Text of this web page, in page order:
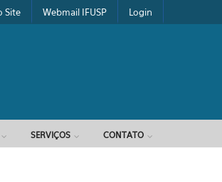
Site Webmail IFUSP Login
SERVIÇOS CONTATO